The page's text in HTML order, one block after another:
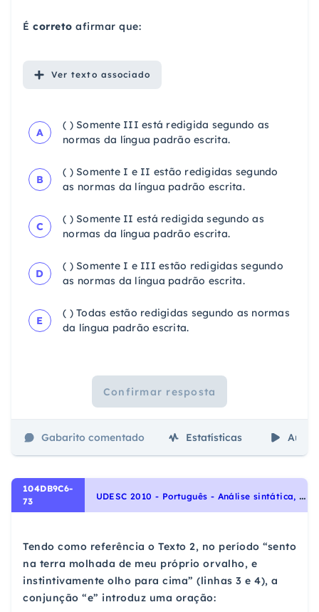
É correto afirmar que:
Ver texto associado
A
( ) Somente III está redigida segundo as
normas da língua padrão escrita.
B
( ) Somente I e II estão redigidas segundo
as normas da língua padrão escrita.
C
( ) Somente II está redigida segundo as
normas da língua padrão escrita.
D
( ) Somente I e III estão redigidas segundo
as normas da língua padrão escrita.
E
( ) Todas estão redigidas segundo as normas
da língua padrão escrita.
Confirmar resposta
Gabarito comentado Estatísticas Aulas
104DB9C6-
73
U
DESC 2010 - Português - Análise sintática, Sintaxe
Tendo como referência o Texto 2, no período “sento
na terra molhada de meu próprio orvalho, e
instintivamente olho para cima” (linhas 3 e 4), a
conjunção “e” introduz uma oração: